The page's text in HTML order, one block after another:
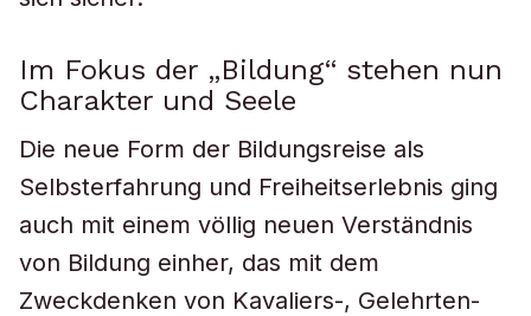
Im Fokus der „Bildung“ stehen nun
Charakter und Seele
Die neue Form der Bildungsreise als
Selbsterfahrung und Freiheitserlebnis ging
auch mit einem völlig neuen Verständnis
von Bildung einher, das mit dem
Zweckdenken von Kavaliers-, Gelehrten-